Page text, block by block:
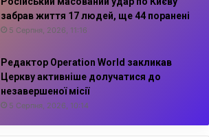
забрав життя 17 людей, ще 44 поранені
5 Серпня, 2026, 11:16
Редактор Operation World закликав
Церкву активніше долучатися до
незавершеної місії
5 Серпня, 2026, 10:14